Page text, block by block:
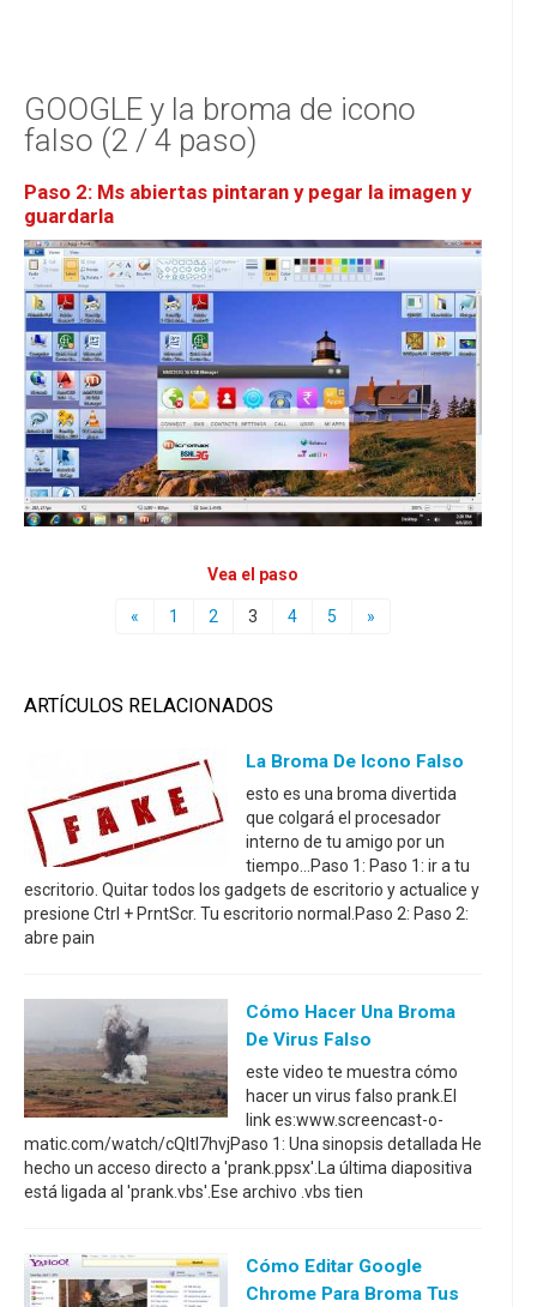
GOOGLE y la broma de icono
falso (2 / 4 paso)
Paso 2: Ms abiertas pintaran y pegar la imagen y
guardarla
Vea el paso
« 1 2 3 4 5 »
ARTÍCULOS RELACIONADOS
La Broma De Icono Falso
esto es una broma divertida
que colgará el procesador
interno de tu amigo por un
tiempo...Paso 1: Paso 1: ir a tu
escritorio. Quitar todos los gadgets de escritorio y actualice y
presione Ctrl + PrntScr. Tu escritorio normal.Paso 2: Paso 2:
abre pain
Cómo Hacer Una Broma
De Virus Falso
este video te muestra cómo
hacer un virus falso prank.El
link es:www.screencast-o-
matic.com/watch/cQltI7hvjPaso 1: Una sinopsis detallada He
hecho un acceso directo a 'prank.ppsx'.La última diapositiva
está ligada al 'prank.vbs'.Ese archivo .vbs tien
Cómo Editar Google
Chrome Para Broma Tus